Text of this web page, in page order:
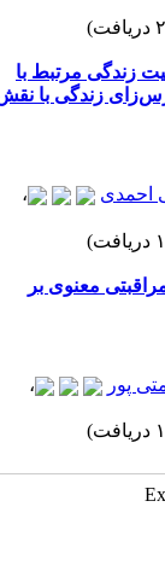
زندگی مرتبط با
زندگی با نقش
،
معنوی بر
پور
،